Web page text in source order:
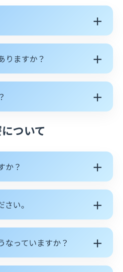
＋
りますか？ ＋
＋
ついて
か？ ＋
い。 ＋
なっていますか？ ＋